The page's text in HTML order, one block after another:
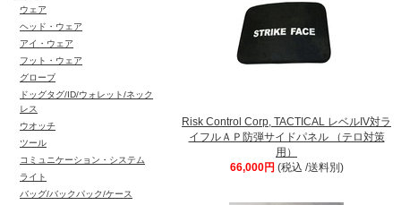
Risk Control Corp, TACTICAL レベルIV対ラ
イフルＡＰ防弾サイドパネル （テロ対策
用）
66,000円 (税込 /送料別)
ウェア
ヘッド・ウェア
アイ・ウェア
フット・ウェア
グローブ
ドッグタグ/ID/ウォレット/ネック
レス
ウオッチ
ツール
コミュニケーション・システム
ライト
バッグ/バックパック/ケース